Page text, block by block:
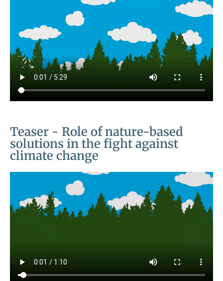
Teaser - Role of nature-based
solutions in the fight against
climate change